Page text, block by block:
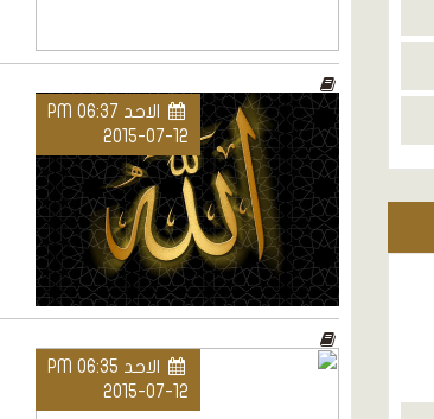
الاحد PM 06:37
2015-07-12
الاحد PM 06:35
2015-07-12